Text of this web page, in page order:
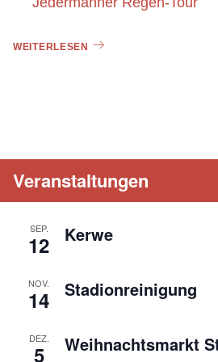
WEITERLESEN
Veranstaltungen
SEP.
12 Kerwe
NOV.
14 Stadionreinigung
DEZ.
5 Weihnachtsmarkt